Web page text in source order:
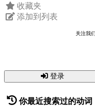
收藏夹
添加到列表
关注我
登录
你最近搜索过的动词